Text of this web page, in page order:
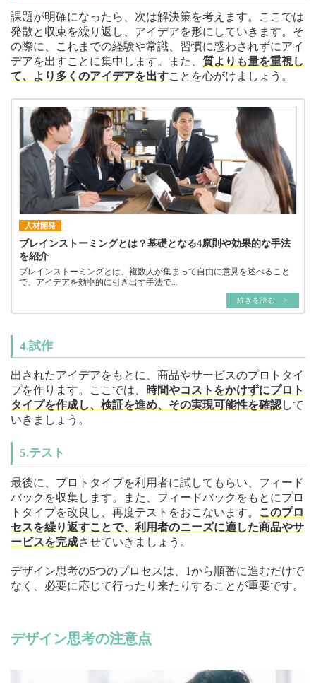
課題が明確になったら、次は解決策を考えます。ここでは
発散と収束を繰り返し、アイデアを形にしていきます。そ
の際に、これまでの経験や常識、習慣に惑わされずにアイ
デアを出すことに集中します。また、 質よりも量を重視し
て、より多くのアイデアを出すことを心がけましょう。
人材開発
ブレインストーミングとは？基礎となる4原則や効果的な手法
を紹介
ブレインストーミングとは、複数人が集まって自由に意見を述べること
で、アイデアを効率的に引き出す手法で...
続きを読む >
4.試作
出されたアイデアをもとに、商品やサービスのプロトタイ
プを作ります。ここでは、
時間やコストをかけずにプロト
タイプを作成し、検証を進め、その実現可能性を確認して
いきましょう。
5.テスト
最後に、プロトタイプを利用者に試してもらい、フィード
バックを収集します。また、フィードバックをもとにプロ
トタイプを改良し、再度テストをおこないます。
このプロ
セスを繰り返すことで、利用者のニーズに適した商品やサ
ービスを完成させていきましょう。
デザイン思考の5つのプロセスは、1から順番に進むだけで
なく、必要に応じて行ったり来たりすることが重要です。
デザイン思考の注意点